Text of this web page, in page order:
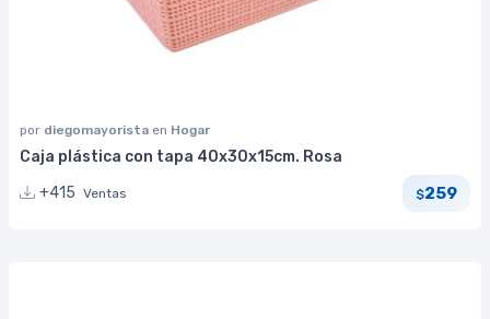
por diegomayorista en Hogar
Caja plástica con tapa 40x30x15cm. Rosa
+415 Ventas $259